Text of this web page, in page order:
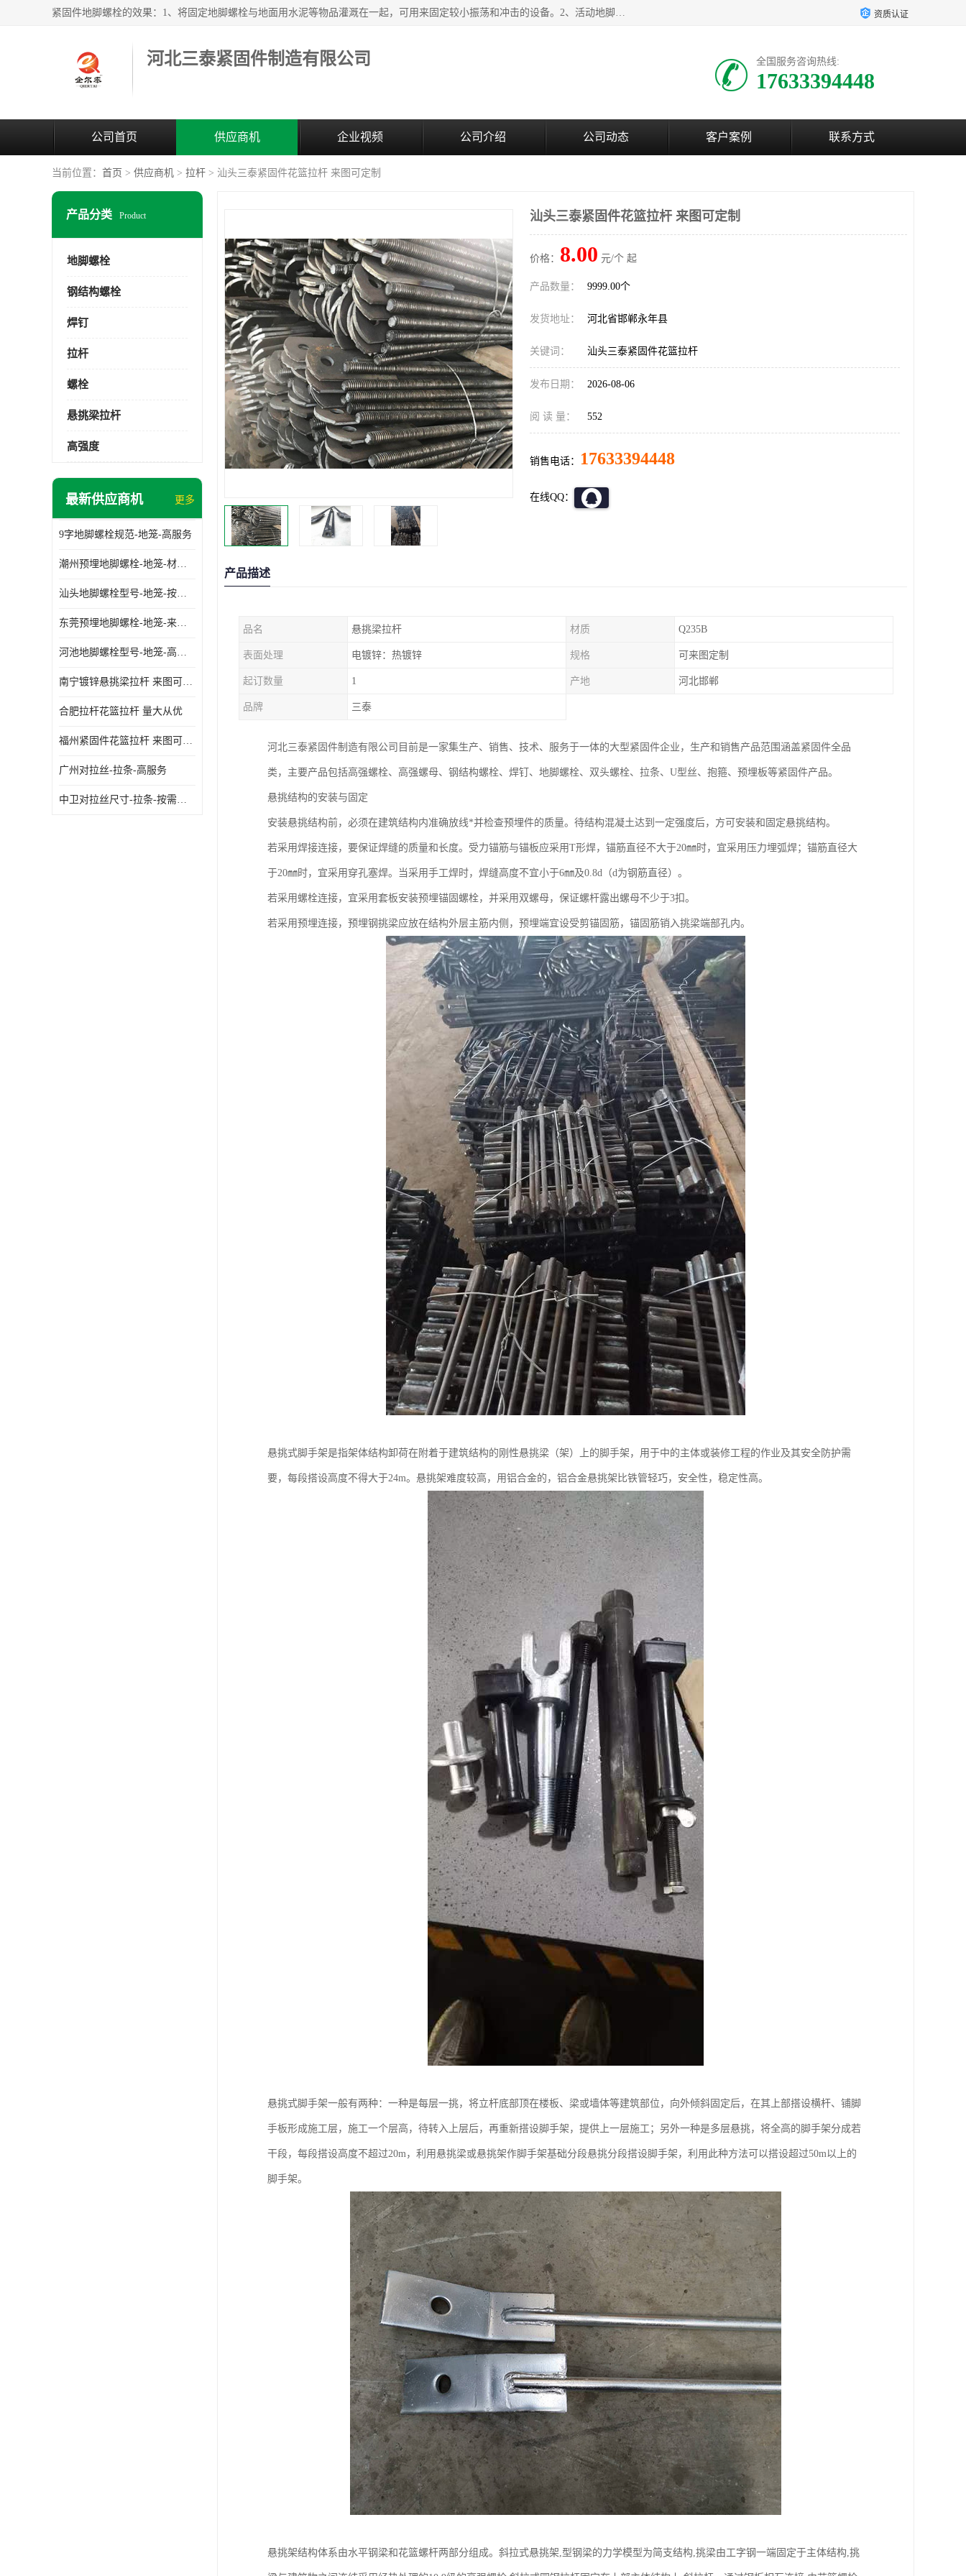
紧固件地脚螺栓的效果：1、将固定地脚螺栓与地面用水泥等物品灌溉在一起，可用来固定较小振荡和冲击的设备。2、活动地脚是一种可拆卸的地脚螺栓，可以固定有激烈振荡和冲击的大型机器设备。3、胀锚地脚螺栓用于固定比较简略且重量轻的设备，辅佐设备长期处于静止状态下。4、粘接地脚螺栓为一种使用广泛且常见的设备，它也是用来固定简略设备的小件。 资质认证
河北三泰紧固件制造有限公司 全国服务咨询热线:
17633394448
公司首页 供应商机 企业视频 公司介绍 公司动态 客户案例 联系方式
当前位置： 首页 > 供应商机 > 拉杆 > 汕头三泰紧固件花篮拉杆 来图可定制
产品分类 Product
地脚螺栓
钢结构螺栓
焊钉
拉杆
螺栓
悬挑梁拉杆
高强度
最新供应商机 更多
9字地脚螺栓规范-地笼-高服务
潮州预埋地脚螺栓-地笼-材质齐全
汕头地脚螺栓型号-地笼-按需定制
东莞预埋地脚螺栓-地笼-来图可定制
河池地脚螺栓型号-地笼-高质量
南宁镀锌悬挑梁拉杆 来图可定制
合肥拉杆花篮拉杆 量大从优
福州紧固件花篮拉杆 来图可定制
广州对拉丝-拉条-高服务
中卫对拉丝尺寸-拉条-按需定制
汕头三泰紧固件花篮拉杆 来图可定制
价格： 8.00 元/个 起
产品数量： 9999.00个
发货地址： 河北省邯郸永年县
关键词： 汕头三泰紧固件花篮拉杆
发布日期： 2026-08-06
阅 读 量： 552
销售电话： 17633394448
在线QQ：
产品描述
品名 悬挑梁拉杆 材质 Q235B
表面处理 电镀锌：热镀锌 规格 可来图定制
起订数量 1 产地 河北邯郸
品牌 三泰
河北三泰紧固件制造有限公司目前是一家集生产、销售、技术、服务于一体的大型紧固件企业，生产和销售产品范围涵盖紧固件全品
类，主要产品包括高强螺栓、高强螺母、钢结构螺栓、焊钉、地脚螺栓、双头螺栓、拉条、U型丝、抱箍、预埋板等紧固件产品。
悬挑结构的安装与固定
安装悬挑结构前，必须在建筑结构内准确放线*并检查预埋件的质量。待结构混凝土达到一定强度后，方可安装和固定悬挑结构。
若采用焊接连接，要保证焊缝的质量和长度。受力锚筋与锚板应采用T形焊，锚筋直径不大于20㎜时，宜采用压力埋弧焊；锚筋直径大
于20㎜时，宜采用穿孔塞焊。当采用手工焊时，焊缝高度不宜小于6㎜及0.8d（d为钢筋直径）。
若采用螺栓连接，宜采用套板安装预埋锚固螺栓，并采用双螺母，保证螺杆露出螺母不少于3扣。
若采用预埋连接，预埋钢挑梁应放在结构外层主筋内侧，预埋端宜设受剪锚固筋，锚固筋销入挑梁端部孔内。
悬挑式脚手架是指架体结构卸荷在附着于建筑结构的刚性悬挑梁（架）上的脚手架，用于中的主体或装修工程的作业及其安全防护需
要，每段搭设高度不得大于24m。悬挑架难度较高，用铝合金的，铝合金悬挑架比铁管轻巧，安全性，稳定性高。
悬挑式脚手架一般有两种：一种是每层一挑，将立杆底部顶在楼板、梁或墙体等建筑部位，向外倾斜固定后，在其上部搭设横杆、铺脚
手板形成施工层，施工一个层高，待转入上层后，再重新搭设脚手架，提供上一层施工；另外一种是多层悬挑，将全高的脚手架分成若
干段，每段搭设高度不超过20m，利用悬挑梁或悬挑架作脚手架基础分段悬挑分段搭设脚手架，利用此种方法可以搭设超过50m以上的
脚手架。
悬挑架结构体系由水平钢梁和花篮螺杆两部分组成。斜拉式悬挑架,型钢梁的力学模型为简支结构,挑梁由工字钢一端固定于主体结构,挑